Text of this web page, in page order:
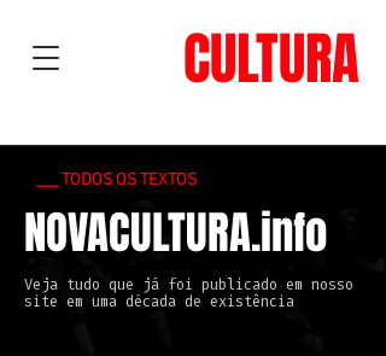
CULTURA
___ TODOS OS TEXTOS
NOVACULTURA.info
Veja tudo que já foi publicado em nosso
site em uma década de existência